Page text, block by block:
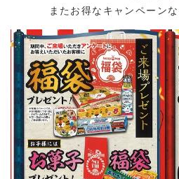
またお得なキャンペーン